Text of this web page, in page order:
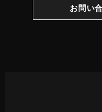
お問い